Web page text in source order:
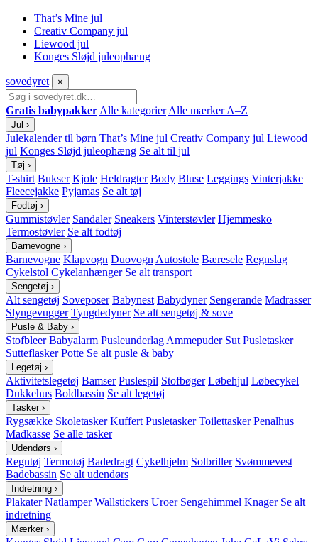
That’s Mine jul
Creativ Company jul
Liewood jul
Konges Sløjd juleophæng
sovedyret ×
Gratis babypakker Alle kategorier Alle mærker A–Z
Jul ›
Julekalender til børn That’s Mine jul Creativ Company jul Liewood
jul Konges Sløjd juleophæng Se alt til jul
Tøj ›
T-shirt Bukser Kjole Heldragter Body Bluse Leggings Vinterjakke
Fleecejakke Pyjamas Se alt tøj
Fodtøj ›
Gummistøvler Sandaler Sneakers Vinterstøvler Hjemmesko
Termostøvler Se alt fodtøj
Barnevogne ›
Barnevogne Klapvogn Duovogn Autostole Bæresele Regnslag
Cykelstol Cykelanhænger Se alt transport
Sengetøj ›
Alt sengetøj Soveposer Babynest Babydyner Sengerande Madrasser
Slyngevugger Tyngdedyner Se alt sengetøj & sove
Pusle & Baby ›
Stofbleer Babyalarm Pusleunderlag Ammepuder Sut Pusletasker
Sutteflasker Potte Se alt pusle & baby
Legetøj ›
Aktivitetslegetøj Bamser Puslespil Stofbøger Løbehjul Løbecykel
Dukkehus Boldbassin Se alt legetøj
Tasker ›
Rygsække Skoletasker Kuffert Pusletasker Toilettasker Penalhus
Madkasse Se alle tasker
Udendørs ›
Regntøj Termotøj Badedragt Cykelhjelm Solbriller Svømmevest
Badebassin Se alt udendørs
Indretning ›
Plakater Natlamper Wallstickers Uroer Sengehimmel Knager Se alt
indretning
Mærker ›